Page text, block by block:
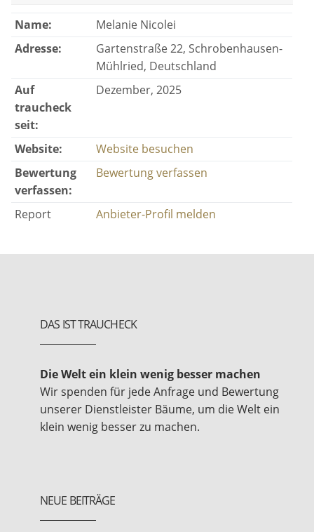
Name:
Melanie Nicolei
Adresse:
Gartenstraße 22, Schrobenhausen-
Mühlried, Deutschland
Auf
traucheck
seit:
Dezember, 2025
Website:
Website besuchen
Bewertung
verfassen:
Bewertung verfassen
Report Anbieter-Profil melden
DAS IST TRAUCHECK
Die Welt ein klein wenig besser machen
Wir spenden für jede Anfrage und Bewertung
unserer Dienstleister Bäume, um die Welt ein
klein wenig besser zu machen.
NEUE BEITRÄGE